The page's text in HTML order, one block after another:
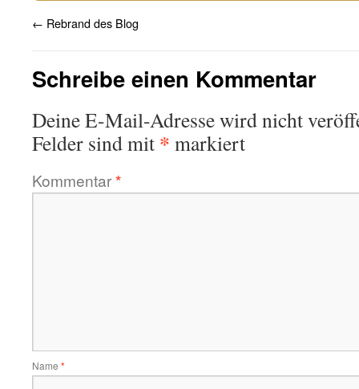
← Rebrand des Blog
Schreibe einen Kommentar
Deine E-Mail-Adresse wird nicht
Felder sind mit * markiert
Kommentar*
Name *